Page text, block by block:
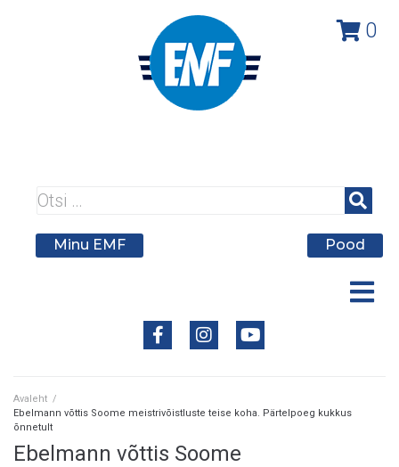
0
Minu EMF Pood
Avaleht /
Ebelmann võttis Soome meistrivõistluste teise koha. Pärtelpoeg kukkus
õnnetult
Ebelmann võttis Soome